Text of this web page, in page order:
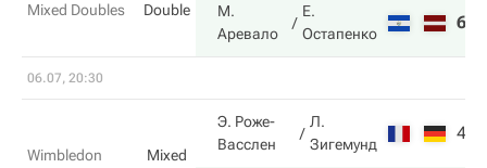
Mixed Doubles
Double
М.
Аревало
Е.
Остапенко
6
06.07, 20:30
Wimbledon
Mixed
Э. Роже-
Васслен
Л.
Зигемунд
4